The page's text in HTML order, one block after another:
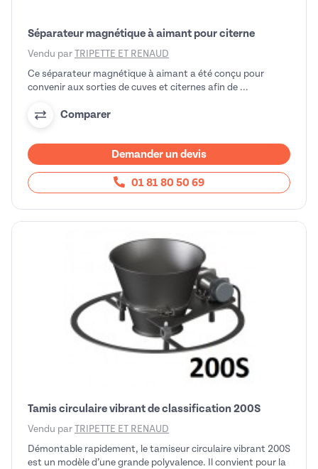
Séparateur magnétique à aimant pour citerne
Vendu par TRIPETTE ET RENAUD
Ce séparateur magnétique à aimant a été conçu pour
convenir aux sorties de cuves et citernes afin de ...
Comparer
Demander un devis
01 81 80 50 69
Tamis circulaire vibrant de classification 200S
Vendu par TRIPETTE ET RENAUD
Démontable rapidement, le tamiseur circulaire vibrant 200S
est un modèle d’une grande polyvalence. Il convient pour la